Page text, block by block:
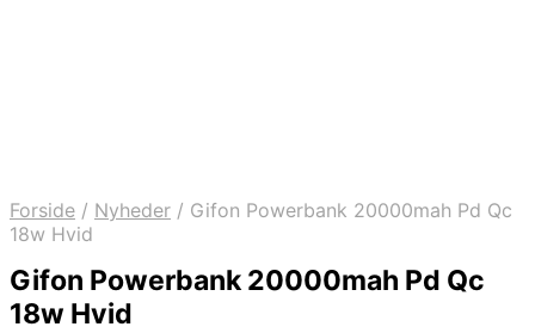
Forside / Nyheder / Gifon Powerbank 20000mah Pd Qc
18w Hvid
Gifon Powerbank 20000mah Pd Qc
18w Hvid